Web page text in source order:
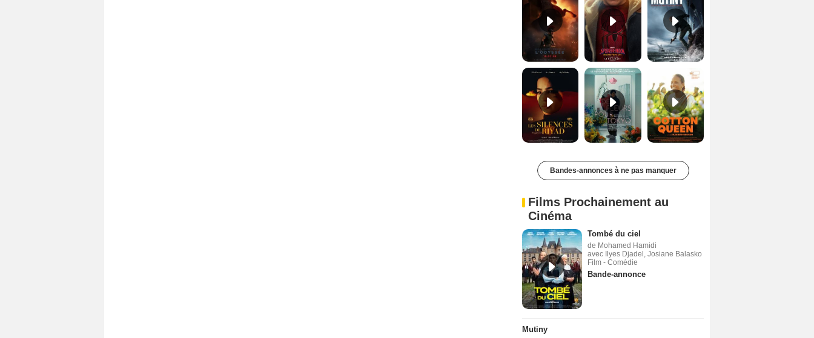
Les Silences de Riyad Bande-annonce VO STFR Cotton Queen Bande-annonce VO STFR
Bandes-annonces à ne pas manquer
Films Prochainement au
Cinéma
Tombé du ciel
de Mohamed Hamidi
avec Ilyes Djadel, Josiane Balasko
Film - Comédie
Bande-annonce
Mutiny